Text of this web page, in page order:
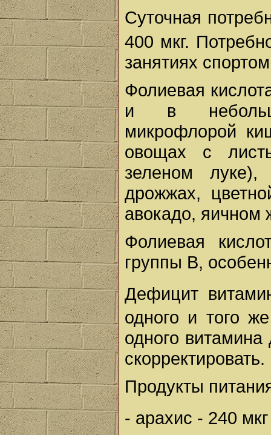
Суточная
400 мкг.
занятиях
Фолиевая
и в
микрофлорой
овощах с
зеленом
дрожжах,
авокадо, яичном
Фолиевая
группы В,
Дефицит
одного и того
одного
скорректировать.
Продукты
- арахис - 240